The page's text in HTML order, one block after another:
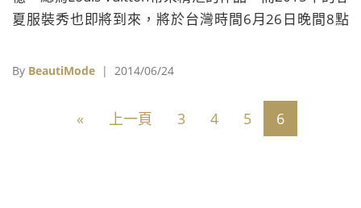
夏服裝秀也即將到來，將於台灣時間6月26日晚間8點
入座，欣賞最新一季的品牌魅力。 Troubleshooting 資
By BeautiMode | 2014/06/24
« 上一頁 3 4 5 6